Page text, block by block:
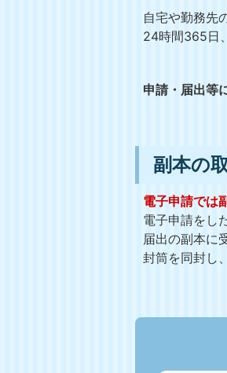
自宅や勤務先
24時間365日
申請・届出等
副本の
電子申請では
電子申請をし
届出の副本に
封筒を同封し